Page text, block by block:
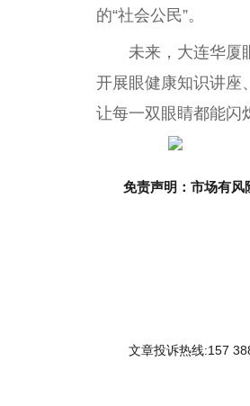
的“社会公民”。
未来，大连华厦
开展眼健康知识讲座
让每一双眼睛都能闪
免责声明：市场有风
文章投诉热线:157